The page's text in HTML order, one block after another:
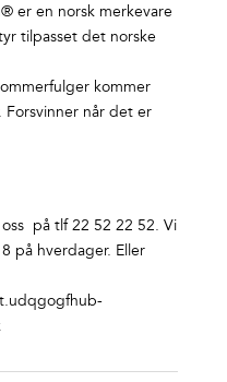
er en norsk merkevare
tilpasset det norske
kommer
når det er
på tlf 22 52 22 52. Vi
på hverdager. Eller